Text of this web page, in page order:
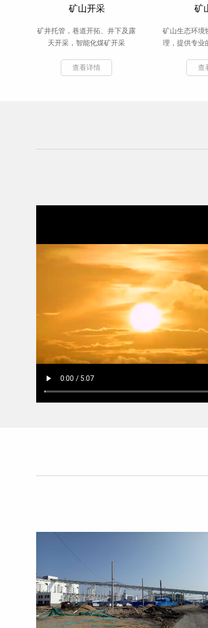
矿山开采
矿井托管，巷道开拓、井下及露
天开采，智能化煤矿开采
查看详情
矿
矿山生态环境
理，提供专业
查
后与陕煤化工集团、国能集团，国神集团、华
小微试点函件